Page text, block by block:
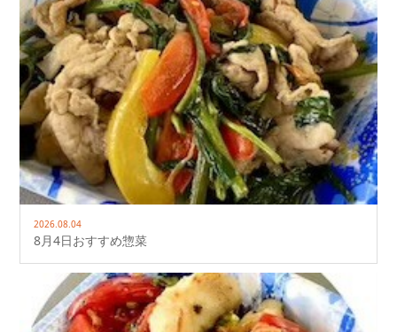
2026.08.04
8月4日おすすめ惣菜